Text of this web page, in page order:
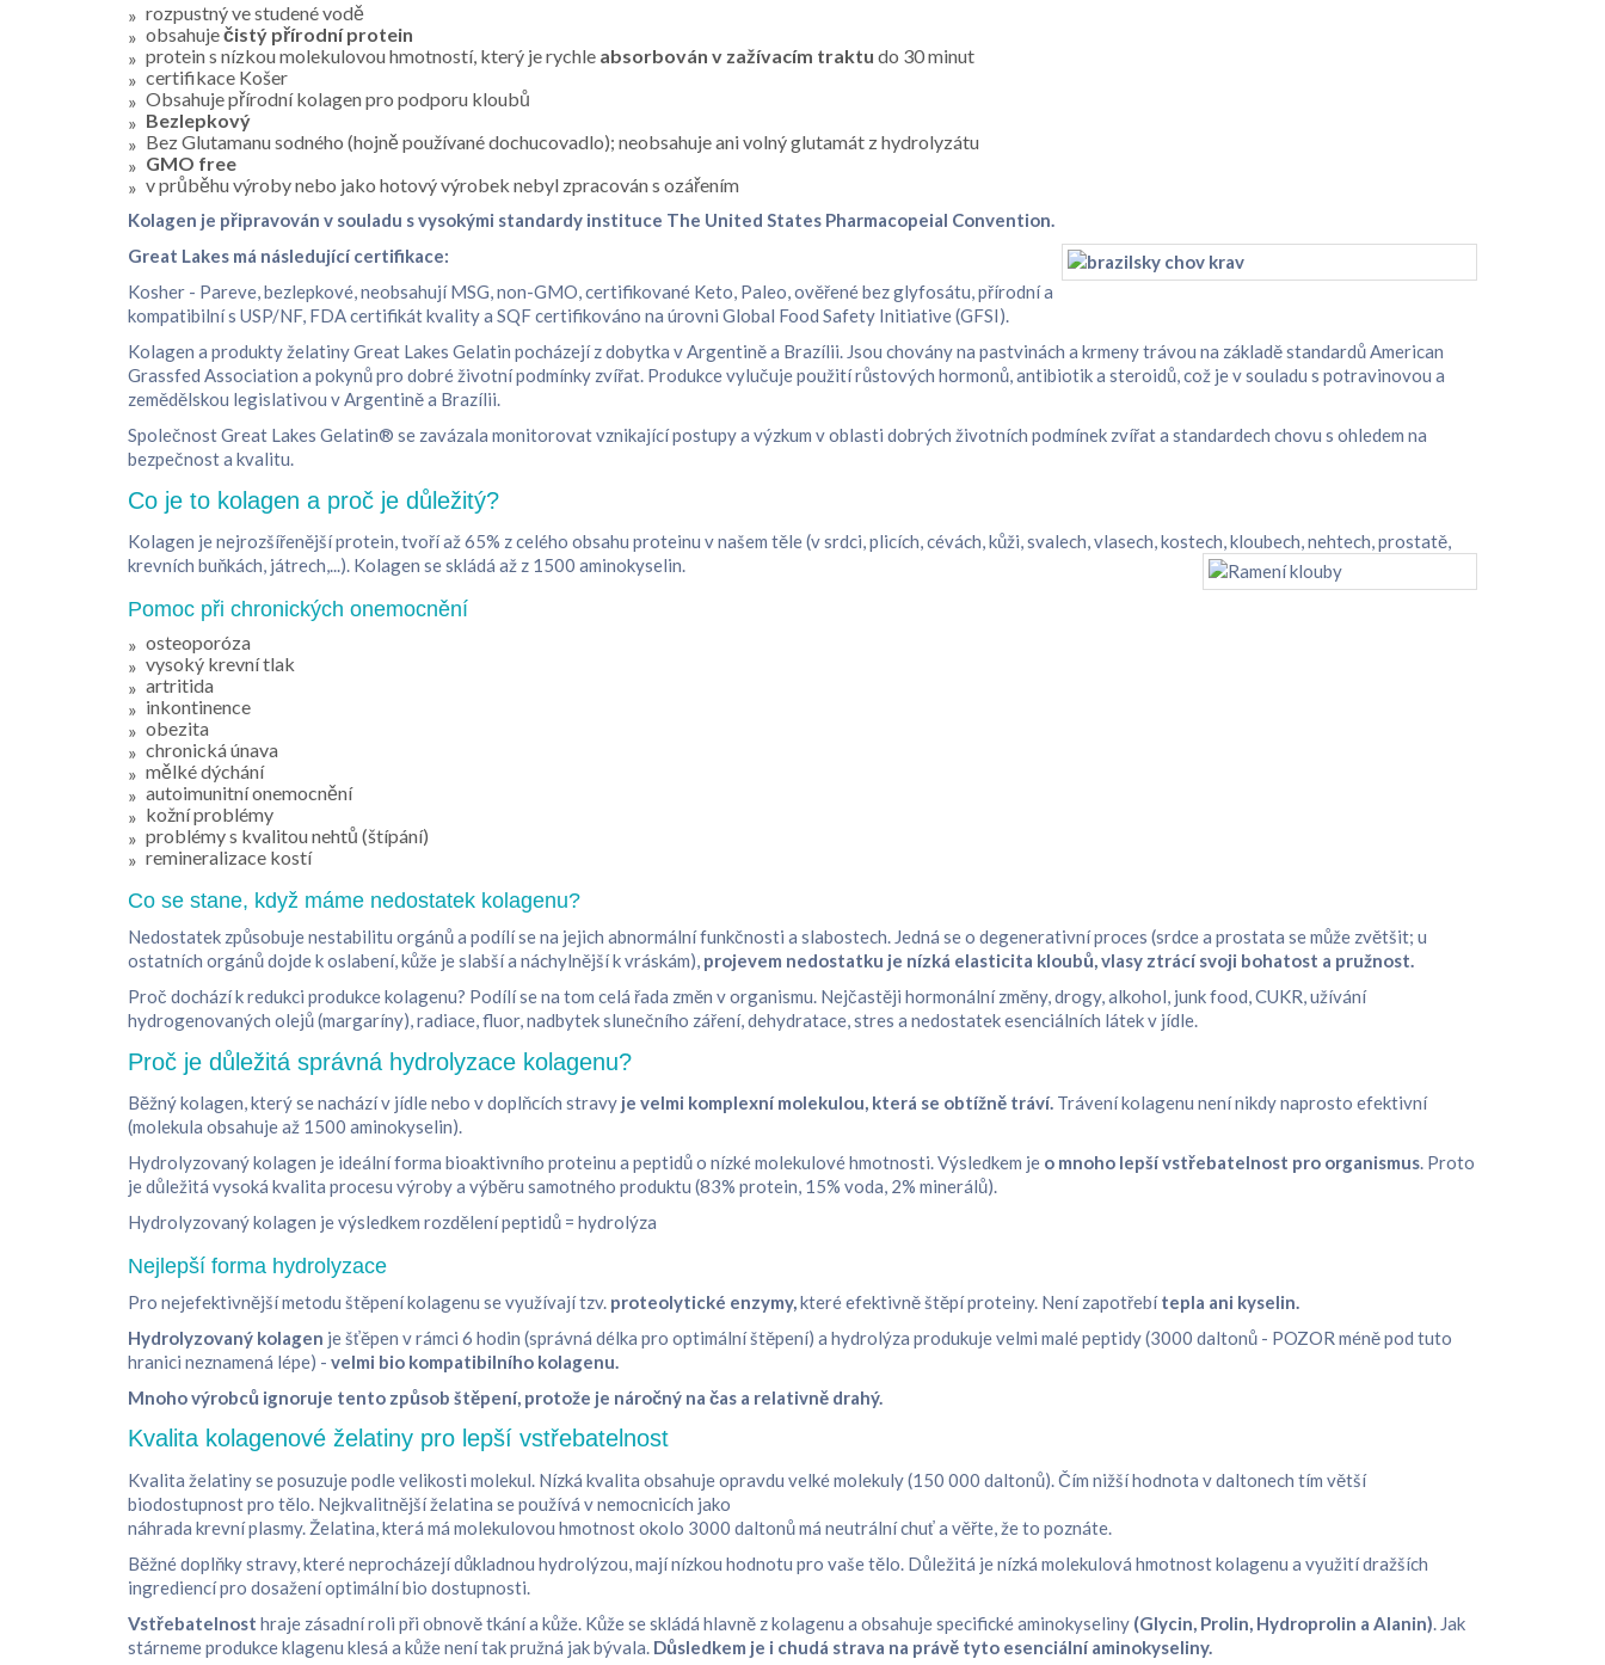
rozpustný ve studené vodě
obsahuječistý přírodní protein
protein s nízkou molekulovou hmotností, který je rychle absorbován v zažívacím traktu do 30 minut
certifikace Košer
Obsahuje přírodní kolagen pro podporu kloubů
Bezlepkový
Bez Glutamanu sodného (hojně používané dochucovadlo); neobsahuje ani volný glutamát z hydrolyzátu
GMO free
v průběhu výroby nebo jako hotový výrobek nebyl zpracován s ozářením
Kolagen je připravován v souladu s vysokými standardy instituce The United States Pharmacopeial Convention.
Great Lakes má následující certifikace:
Kosher - Pareve, bezlepkové, neobsahují MSG, non-GMO, certifikované Keto, Paleo, ověřené bez glyfosátu, přírodní a
kompatibilní s USP/NF, FDA certifikát kvality a SQF certifikováno na úrovni Global Food Safety Initiative (GFSI).
Kolagen a produkty želatiny Great Lakes Gelatin pocházejí z dobytka v Argentině a Brazílii. Jsou chovány na pastvinách a krmeny trávou na základě standardů American
Grassfed Association a pokynů pro dobré životní podmínky zvířat. Produkce vylučuje použití růstových hormonů, antibiotik a steroidů, což je v souladu s potravinovou a
zemědělskou legislativou v Argentině a Brazílii.
Společnost Great Lakes Gelatin® se zavázala monitorovat vznikající postupy a výzkum v oblasti dobrých životních podmínek zvířat a standardech chovu s ohledem na
bezpečnost a kvalitu.
Co je to kolagen a proč je důležitý?
Kolagen je nejrozšířenější protein, tvoří až 65% z celého obsahu proteinu v našem těle (v srdci, plicích, cévách, kůži, svalech, vlasech, kostech, kloubech, nehtech, prostatě,
krevních buňkách, játrech,...). Kolagen se skládá až z 1500 aminokyselin.
Pomoc při chronických onemocnění
osteoporóza
vysoký krevní tlak
artritida
inkontinence
obezita
chronická únava
mělké dýchání
autoimunitní onemocnění
kožní problémy
problémy s kvalitou nehtů (štípání)
remineralizace kostí
Co se stane, když máme nedostatek kolagenu?
Nedostatek způsobuje nestabilitu orgánů a podílí se na jejich abnormální funkčnosti a slabostech. Jedná se o degenerativní proces (srdce a prostata se může zvětšit; u
ostatních orgánů dojde k oslabení, kůže je slabší a náchylnější k vráskám), projevem nedostatku je nízká elasticita kloubů, vlasy ztrácí svoji bohatost a pružnost.
Proč dochází k redukci produkce kolagenu? Podílí se na tom celá řada změn v organismu. Nejčastěji hormonální změny, drogy, alkohol, junk food, CUKR, užívání
hydrogenovaných olejů (margaríny), radiace, fluor, nadbytek slunečního záření, dehydratace, stres a nedostatek esenciálních látek v jídle.
Proč je důležitá správná hydrolyzace kolagenu?
Běžný kolagen, který se nachází v jídle nebo v doplňcích stravy je velmi komplexní molekulou, která se obtížně tráví. Trávení kolagenu není nikdy naprosto efektivní
(molekula obsahuje až 1500 aminokyselin).
Hydrolyzovaný kolagen je ideální forma bioaktivního proteinu a peptidů o nízké molekulové hmotnosti. Výsledkem je o mnoho lepší vstřebatelnost pro organismus. Proto
je důležitá vysoká kvalita procesu výroby a výběru samotného produktu (83% protein, 15% voda, 2% minerálů).
Hydrolyzovaný kolagen je výsledkem rozdělení peptidů = hydrolýza
Nejlepší forma hydrolyzace
Pro nejefektivnější metodu štěpení kolagenu se využívají tzv. proteolytické enzymy,které efektivně štěpí proteiny. Není zapotřebítepla ani kyselin.
Hydrolyzovaný kolagen je šťěpen v rámci 6 hodin (správná délka pro optimální štěpení) a hydrolýza produkuje velmi malé peptidy (3000 daltonů - POZOR méně pod tuto
hranici neznamená lépe) - velmi bio kompatibilního kolagenu.
Mnoho výrobců ignoruje tento způsob štěpení, protože je náročný na čas a relativně drahý.
Kvalita kolagenové želatiny pro lepší vstřebatelnost
Kvalita želatiny se posuzuje podle velikosti molekul. Nízká kvalita obsahuje opravdu velké molekuly (150 000 daltonů). Čím nižší hodnota v daltonech tím větší
biodostupnost pro tělo. Nejkvalitnější želatina se používá v nemocnicích jako
náhrada krevní plasmy. Želatina, která má molekulovou hmotnost okolo 3000 daltonů má neutrální chuť a věřte, že to poznáte.
Běžné doplňky stravy, které neprocházejí důkladnou hydrolýzou, mají nízkou hodnotu pro vaše tělo. Důležitá je nízká molekulová hmotnost kolagenu a využití dražších
ingrediencí pro dosažení optimální bio dostupnosti.
Vstřebatelnost hraje zásadní roli při obnově tkání a kůže. Kůže se skládá hlavně z kolagenu a obsahuje specifické aminokyseliny (Glycin, Prolin, Hydroprolin a Alanin). Jak
stárneme produkce klagenu klesá a kůže není tak pružná jak bývala. Důsledkem je i chudá strava na právě tyto esenciální aminokyseliny.